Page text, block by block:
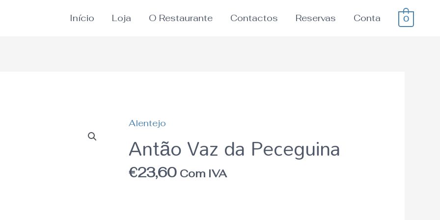
Início Loja O Restaurante Contactos Reservas Conta 0
Alentejo
Antão Vaz da Peceguina
€23,60 Com IVA